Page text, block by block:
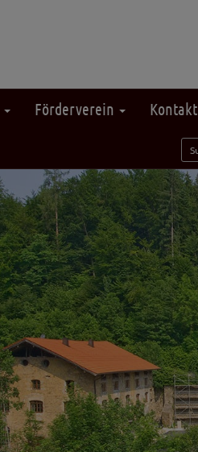
Förderverein Kontakt